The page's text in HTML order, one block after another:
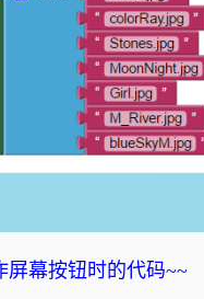
屏幕按钮时的代码~~